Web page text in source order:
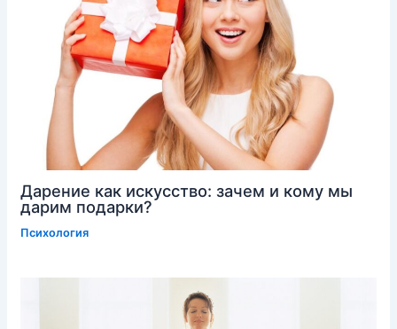
Дарение как искусство: зачем и кому мы
дарим подарки?
Психология